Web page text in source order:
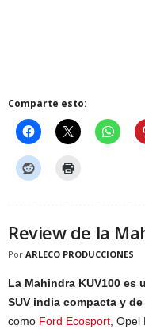
Comparte esto:
Review de la
Por ARLECO PRODUCCIONES
La Mahindra KUV100 es
SUV india compacta y
como Ford Ecosport , Opel